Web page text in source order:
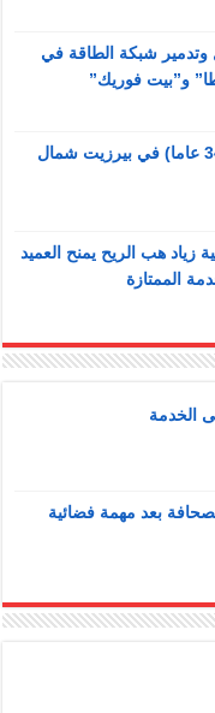
وإحراق 5 منازل وتدمير شبكة الطاقة في
و”بيت فوريك”
الشرطة: مقتل مواطن (34 عاما) في بيرزيت شمال
زياد هب الريح يمنح العميد
الممتازة
الخدمة
يلتقي بالصحافة بعد مهمة فضائية